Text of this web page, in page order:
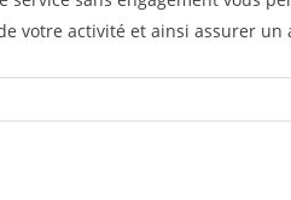
votre activité et ainsi assurer un